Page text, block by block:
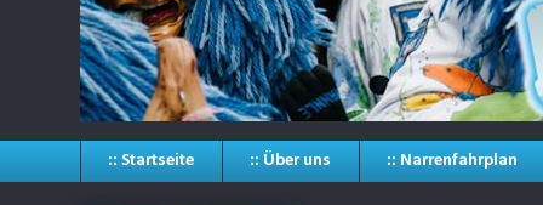
:: Startseite :: Über uns :: Narrenfahrplan